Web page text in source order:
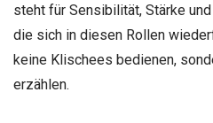
steht für Sensibilität, Stärke
die sich in diesen Rollen
keine Klischees bedienen,
erzählen.